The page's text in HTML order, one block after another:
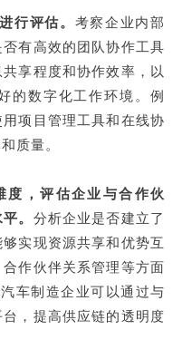
行评估。 考察企业内部
有高效的团队协作工具
享程度和协作效率，以
的数字化工作环境。例
项目管理工具和在线协
质量。
度，评估企业与合作伙
。 分析企业是否建立了
实现资源共享和优势互
作伙伴关系管理等方面
车制造企业可以通过与
，提高供应链的透明度